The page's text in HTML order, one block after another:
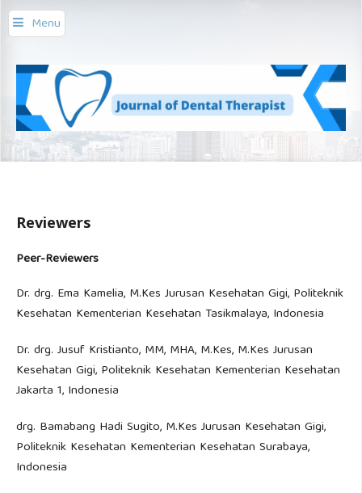
Menu
Reviewers
Peer-Reviewers
Dr. drg. Ema Kamelia, M.Kes Jurusan Kesehatan Gigi, Politeknik
Kesehatan Kementerian Kesehatan Tasikmalaya, Indonesia
Dr. drg. Jusuf Kristianto, MM, MHA, M.Kes, M.Kes Jurusan
Kesehatan Gigi, Politeknik Kesehatan Kementerian Kesehatan
Jakarta 1, Indonesia
drg. Bamabang Hadi Sugito, M.Kes Jurusan Kesehatan Gigi,
Politeknik Kesehatan Kementerian Kesehatan Surabaya,
Indonesia